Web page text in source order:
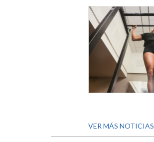
VER MÁS NOTICIAS